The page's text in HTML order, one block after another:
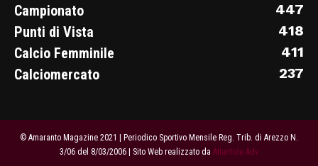
Campionato
447
Punti di Vista
418
Calcio Femminile
411
Calciomercato
237
© Amaranto Magazine 2021 | Periodico Sportivo Mensile Reg. Trib. di Arezzo N.
3/06 del 8/03/2006 | Sito Web realizzato da Atlantide Adv